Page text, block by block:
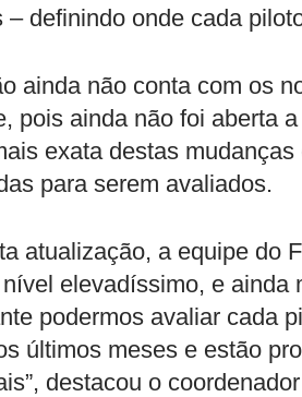
– definindo onde cada
ainda não conta com os
pois ainda não foi aberta
exata destas
para serem avaliados.
atualização, a equipe do
elevadíssimo, e ainda
podermos avaliar cada
últimos meses e estão
destacou o